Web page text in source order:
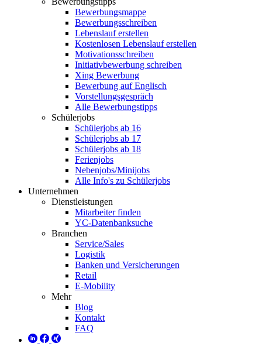
Bewerbungsmappe
Bewerbungsschreiben
Lebenslauf erstellen
Kostenlosen Lebenslauf erstellen
Motivationsschreiben
Initiativbewerbung schreiben
Xing Bewerbung
Bewerbung auf Englisch
Vorstellungsgespräch
Alle Bewerbungstipps
Schülerjobs
Schülerjobs ab 16
Schülerjobs ab 17
Schülerjobs ab 18
Ferienjobs
Nebenjobs/Minijobs
Alle Info's zu Schülerjobs
Unternehmen
Dienstleistungen
Mitarbeiter finden
YC-Datenbanksuche
Branchen
Service/Sales
Logistik
Banken und Versicherungen
Retail
E-Mobility
Mehr
Blog
Kontakt
FAQ